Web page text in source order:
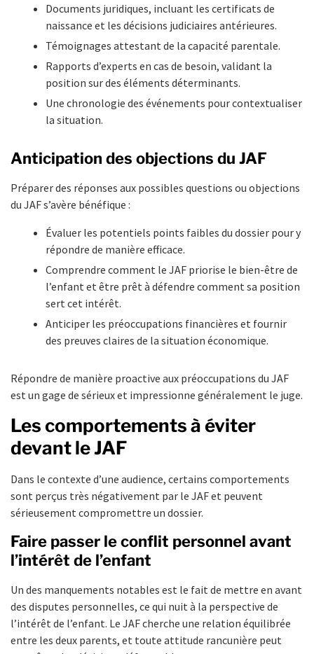
Documents juridiques, incluant les certificats de
naissance et les décisions judiciaires antérieures.
Témoignages attestant de la capacité parentale.
Rapports d’experts en cas de besoin, validant la
position sur des éléments déterminants.
Une chronologie des événements pour contextualiser
la situation.
Anticipation des objections du JAF
Préparer des réponses aux possibles questions ou objections
du JAF s’avère bénéfique :
Évaluer les potentiels points faibles du dossier pour y
répondre de manière efficace.
Comprendre comment le JAF priorise le bien-être de
l’enfant et être prêt à défendre comment sa position
sert cet intérêt.
Anticiper les préoccupations financières et fournir
des preuves claires de la situation économique.
Répondre de manière proactive aux préoccupations du JAF
est un gage de sérieux et impressionne généralement le juge.
Les comportements à éviter
devant le JAF
Dans le contexte d’une audience, certains comportements
sont perçus très négativement par le JAF et peuvent
sérieusement compromettre un dossier.
Faire passer le conflit personnel avant
l’intérêt de l’enfant
Un des manquements notables est le fait de mettre en avant
des disputes personnelles, ce qui nuit à la perspective de
l’intérêt de l’enfant. Le JAF cherche une relation équilibrée
entre les deux parents, et toute attitude rancunière peut